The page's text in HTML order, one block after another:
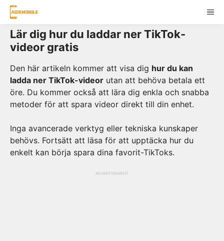
Skip
content
Lär dig hur du laddar ner TikTok-
videor gratis
Den här artikeln kommer att visa dig hur du kan
ladda ner TikTok-videor utan att behöva betala ett
öre. Du kommer också att lära dig enkla och snabba
metoder för att spara videor direkt till din enhet.
Inga avancerade verktyg eller tekniska kunskaper
behövs. Fortsätt att läsa för att upptäcka hur du
enkelt kan börja spara dina favorit-TikToks.
ADVERTISEMENT